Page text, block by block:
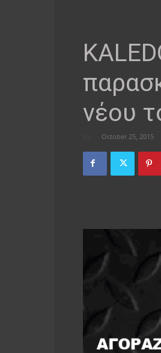
νέου
October 25, 2015